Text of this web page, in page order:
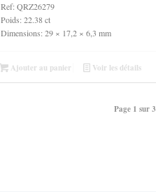
Ref: QRZ26279
Poids: 22.38 ct
Dimensions: 29 × 17,2 × 6,3 mm
Ajouter au panier Voir les détails
Page 1 sur 3